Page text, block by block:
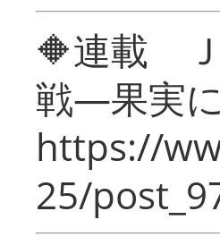
🔶連載 Ｊ
戦―果実
https://
25/